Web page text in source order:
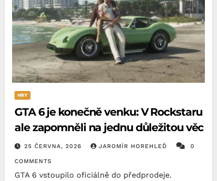
HRY
GTA 6 je konečně venku: V Rockstaru
ale zapomněli na jednu důležitou věc
25 ČERVNA, 2026 JAROMÍR HOREHLEĎ 0
COMMENTS
GTA 6 vstoupilo oficiálně do předprodeje.